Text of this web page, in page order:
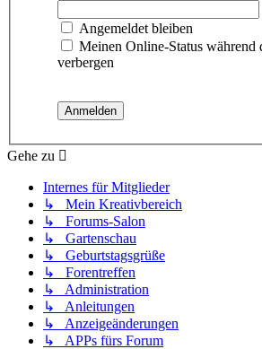
Angemeldet bleiben
Meinen Online-Status während
verbergen
Gehe zu
Internes für Mitglieder
↳ Mein Kreativbereich
↳ Forums-Salon
↳ Gartenschau
↳ Geburtstagsgrüße
↳ Forentreffen
↳ Administration
↳ Anleitungen
↳ Anzeigeänderungen
↳ APPs fürs Forum